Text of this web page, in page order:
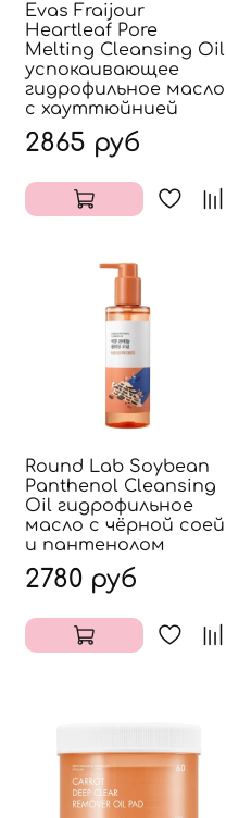
Evas Fraijour
Heartleaf Pore
Melting Cleansing Oil
успокаивающее
гидрофильное масло
с хауттюйнией
2865 руб
Round Lab Soybean
Panthenol Cleansing
Oil гидрофильное
масло с чёрной соей
и пантенолом
2780 руб